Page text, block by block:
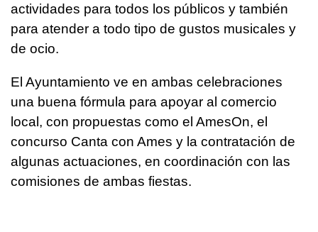
actividades para todos los públicos y también
para atender a todo tipo de gustos musicales y
de ocio.
El Ayuntamiento ve en ambas celebraciones
una buena fórmula para apoyar al comercio
local, con propuestas como el AmesOn, el
concurso Canta con Ames y la contratación de
algunas actuaciones, en coordinación con las
comisiones de ambas fiestas.